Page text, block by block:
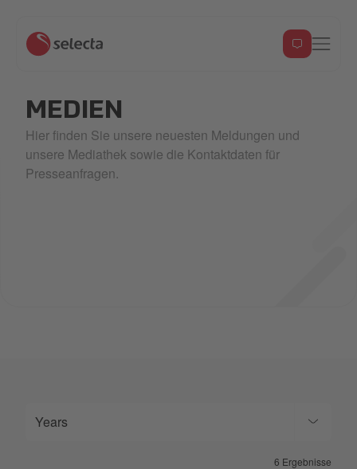
MEDIEN
Hier finden Sie unsere neuesten Meldungen und
unsere Mediathek sowie die Kontaktdaten für
Presseanfragen.
Years
6 Ergebnisse